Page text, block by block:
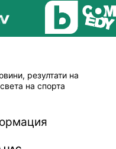
резултати на
на спорта